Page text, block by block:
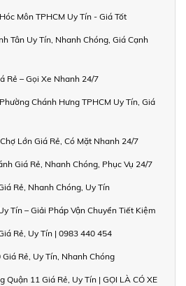
Môn TPHCM Uy Tín - Giá Tốt
Tân Uy Tín, Nhanh Chóng, Giá Cạnh
Rẻ – Gọi Xe Nhanh 24/7
Chánh Hưng TPHCM Uy Tín, Giá
Lớn Giá Rẻ, Có Mặt Nhanh 24/7
Giá Rẻ, Nhanh Chóng, Phục Vụ 24/7
Rẻ, Nhanh Chóng, Uy Tín
Tín – Giải Pháp Vận Chuyển Tiết Kiệm
Rẻ, Uy Tín | 0983 440 454
Rẻ, Uy Tín, Nhanh Chóng
Quận 11 Giá Rẻ, Uy Tín | GỌI LÀ CÓ XE